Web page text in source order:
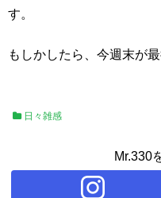
す。
もしかしたら、今週末が
日々雑感
Mr.330